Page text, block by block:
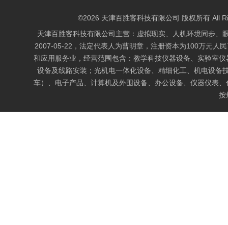
©2026 天津百胜客科技有限公司 版权所有 All
天津百胜客科技有限公司主营：虚拟现实、人机环境同步
2007-05-22，法定代表人为曹明章，注册资本为100万元人
和应用服务业，经营范围包含：教学科技仪器设备、实验室
设备及线路安装；光机电一体化设备、精细化工、机电设
车）、电子产品、计算机及外围设备、办公设备、仪器仪表
按